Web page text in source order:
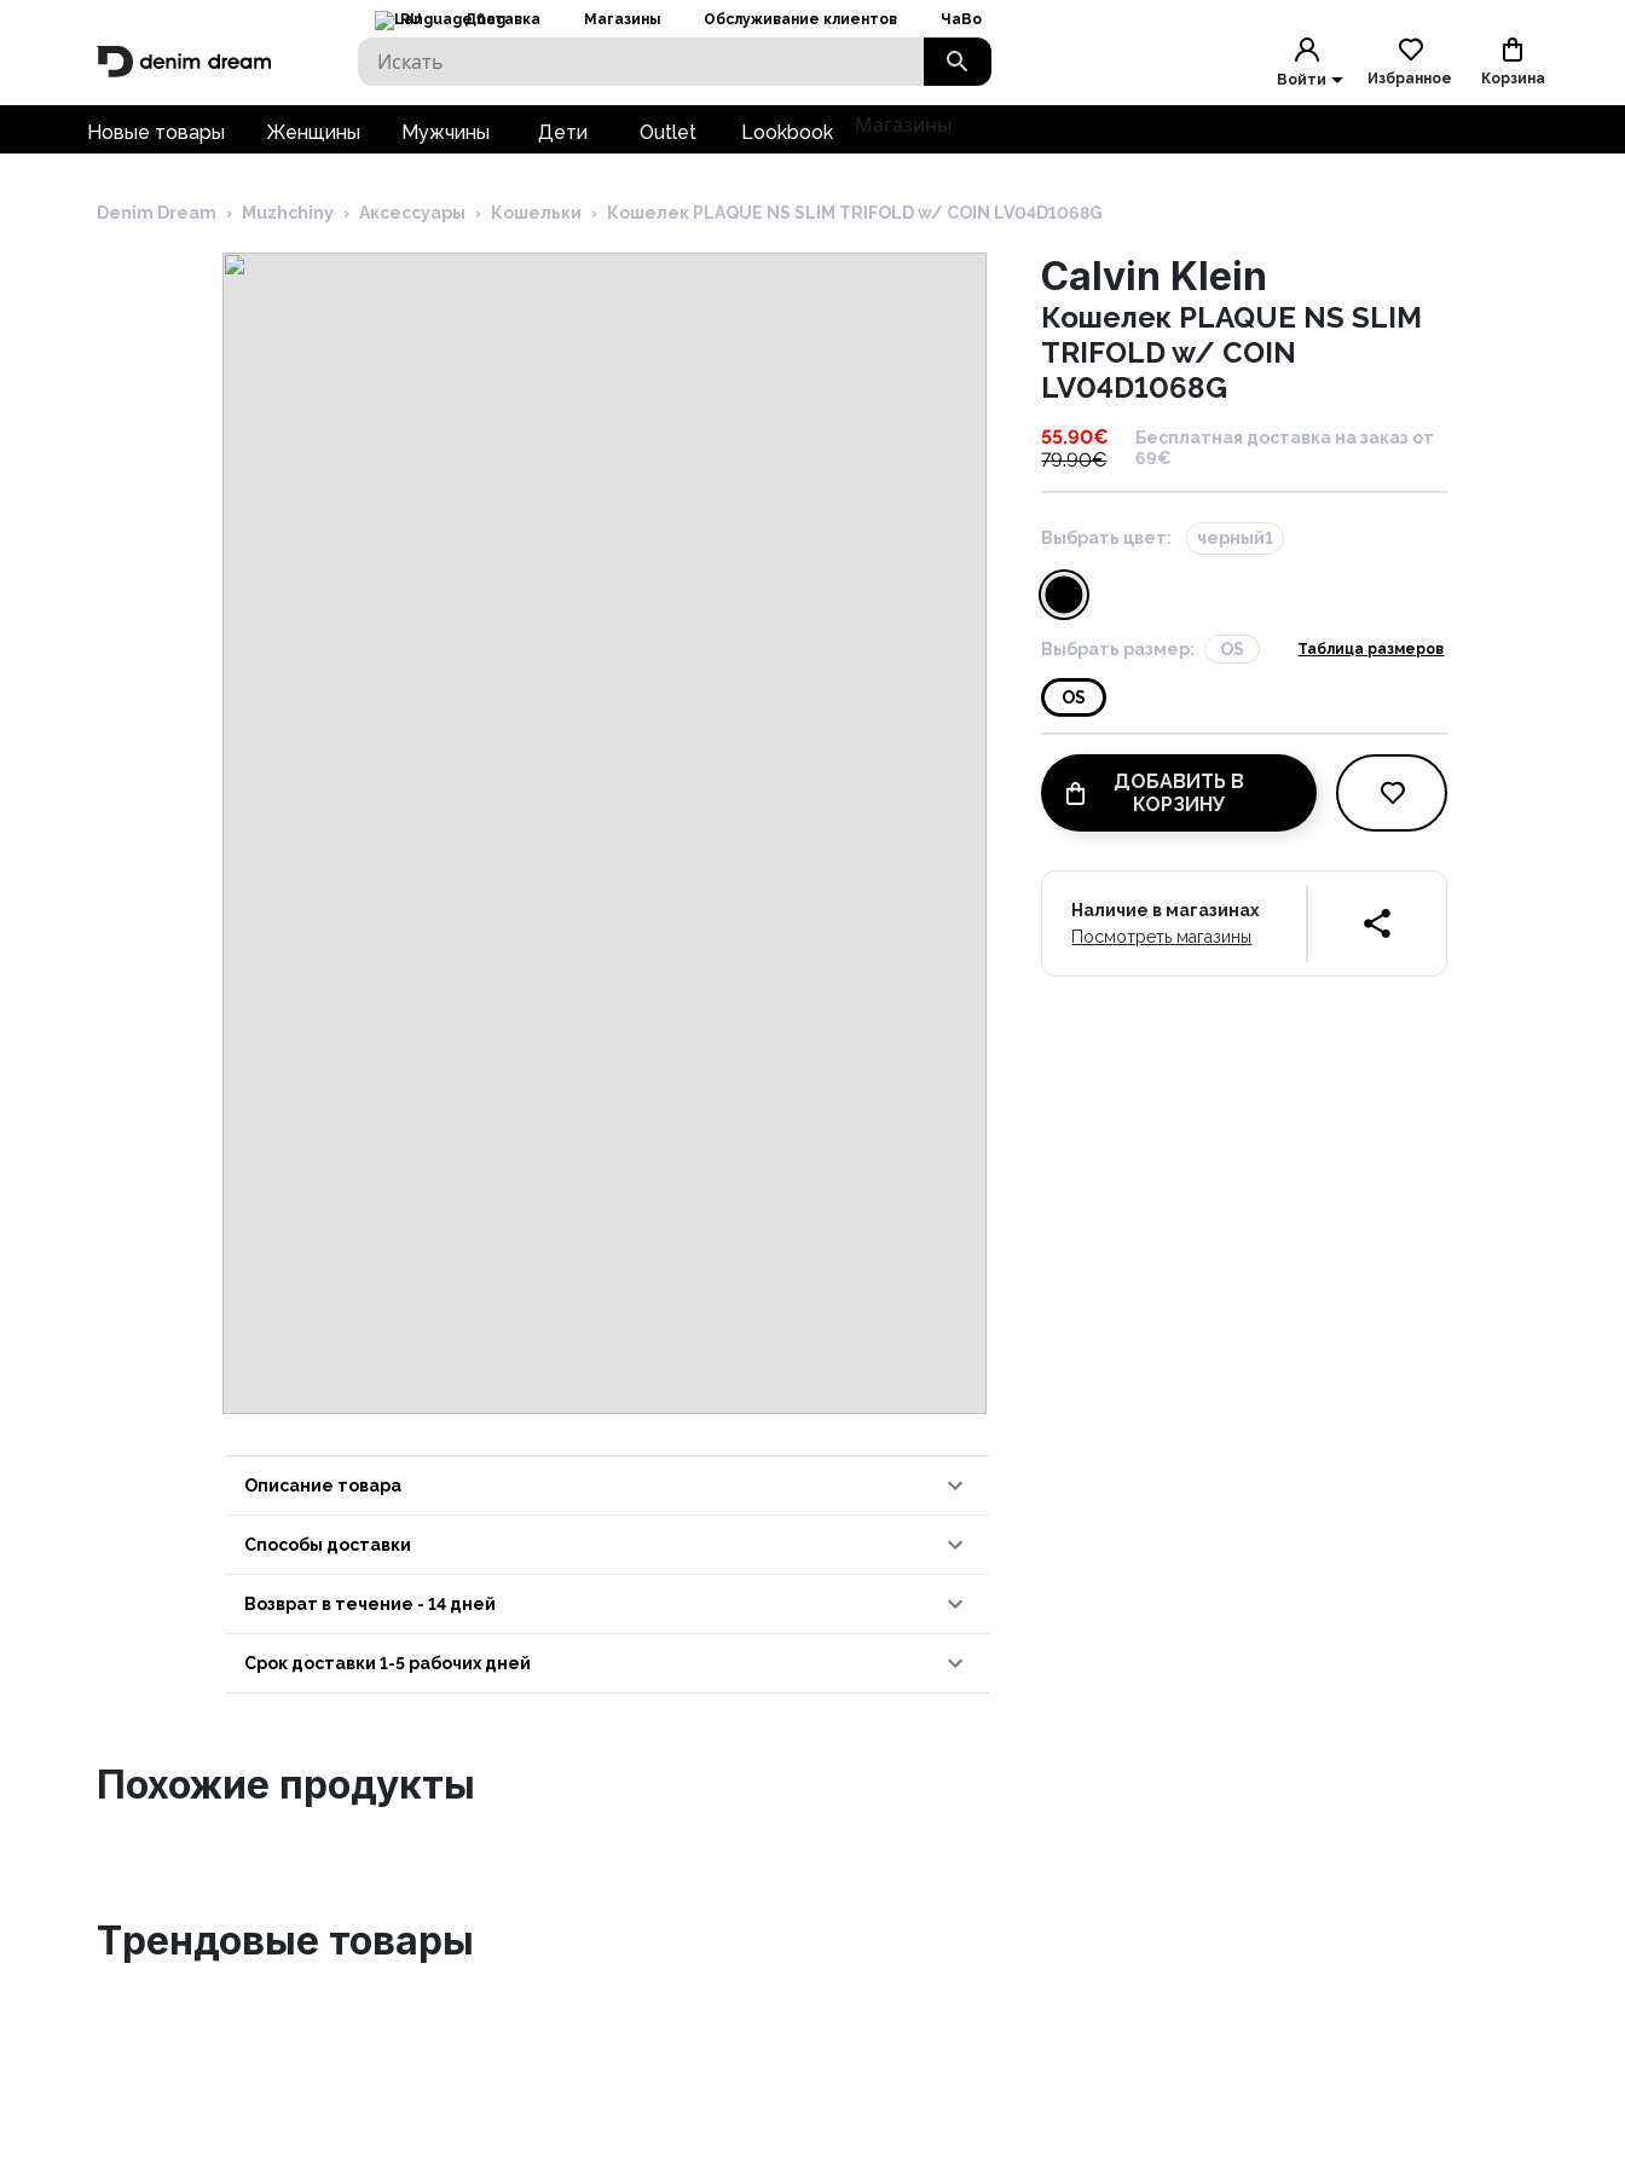
RU Доставка Магазины Обслуживание клиентов ЧаВо
Войти Избранное Корзина
Новые товары Женщины Мужчины Дети Outlet Lookbook Магазины
Denim Dream › Muzhchiny › Аксессуары › Кошельки › Кошелек PLAQUE NS SLIM TRIFOLD w/ COIN LV04D1068G
Описание товара
Способы доставки
Возврат в течение - 14 дней
Срок доставки 1-5 рабочих дней
Calvin Klein
Кошелек PLAQUE NS SLIM
TRIFOLD w/ COIN
LV04D1068G
55.90€
79.90€
Бесплатная доставка на заказ от
69€
Выбрать цвет: черный1
Выбрать размер: OS Таблица размеров
OS
ДОБАВИТЬ В
КОРЗИНУ
Наличие в магазинах
Посмотреть магазины
Похожие продукты
Tрендовые товары